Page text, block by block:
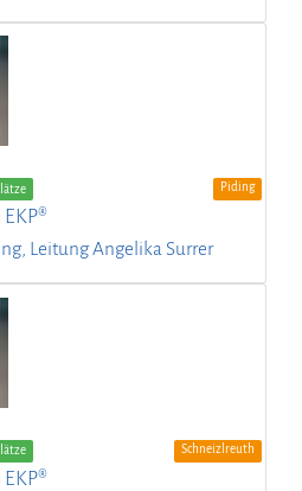
Piding
Leitung Angelika Surrer
Schneizlreuth